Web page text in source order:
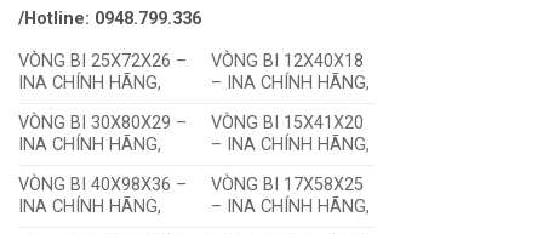
/Hotline: 0948.799.336
VÒNG BI 25X72X26 –
INA CHÍNH HÃNG,
VÒNG BI 12X40X18
– INA CHÍNH HÃNG,
VÒNG BI 30X80X29 –
INA CHÍNH HÃNG,
VÒNG BI 15X41X20
– INA CHÍNH HÃNG,
VÒNG BI 40X98X36 –
INA CHÍNH HÃNG,
VÒNG BI 17X58X25
– INA CHÍNH HÃNG,